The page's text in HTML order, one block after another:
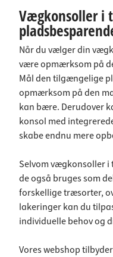
Vægkonsoller i
Når du vælger din
være opmærksom på
Mål den tilgængelige
opmærksom på den
kan bære. Derudover
konsol med
skabe endnu mere
Selvom vægkonsoller
de også bruges som
forskellige træsorter,
lakeringer kan du
individuelle behov og
Vores webshop